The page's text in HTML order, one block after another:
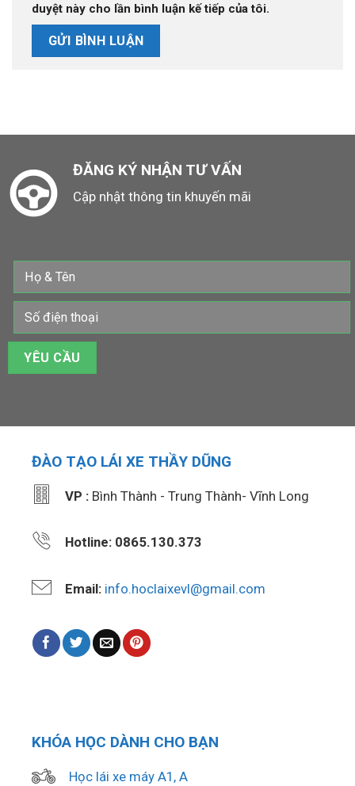
duyệt này cho lần bình luận kế tiếp của tôi.
ĐĂNG KÝ NHẬN TƯ VẤN
Cập nhật thông tin khuyến mãi
ĐÀO TẠO LÁI XE THẦY DŨNG
VP :Bình Thành - Trung Thành- Vĩnh Long
Hotline: 0865.130.373
Email: info.hoclaixevl@gmail.com
KHÓA HỌC DÀNH CHO BẠN
Học lái xe máy A1, A